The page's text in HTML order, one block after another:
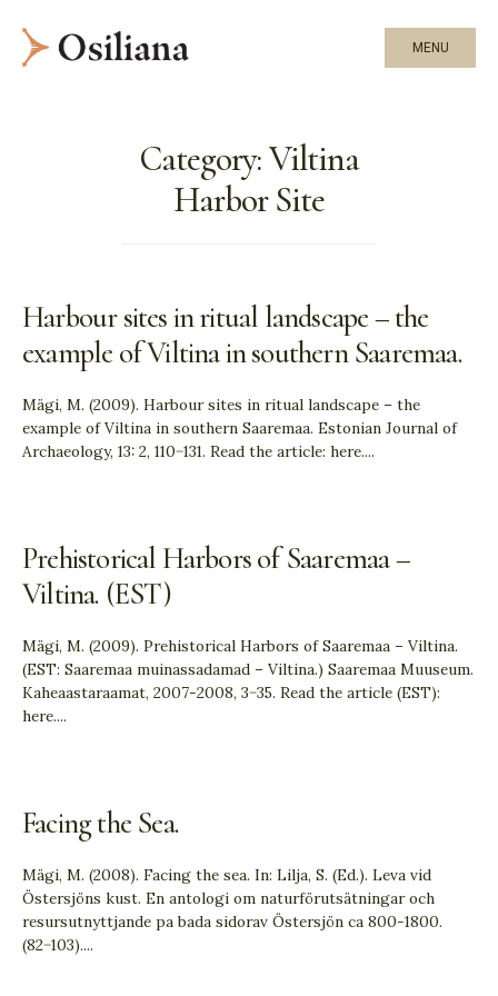
MENU
Category:Viltina
Harbor Site
Harbour sites in ritual landscape – the
example of Viltina in southern Saaremaa.
Mägi, M. (2009). Harbour sites in ritual landscape – the
example of Viltina in southern Saaremaa. Estonian Journal of
Archaeology, 13: 2, 110−131. Read the article: here....
Prehistorical Harbors of Saaremaa –
Viltina. (EST)
Mägi, M. (2009). Prehistorical Harbors of Saaremaa – Viltina.
(EST: Saaremaa muinassadamad – Viltina.) Saaremaa Muuseum.
Kaheaastaraamat, 2007-2008, 3−35. Read the article (EST):
here....
Facing the Sea.
Mägi, M. (2008). Facing the sea. In: Lilja, S. (Ed.). Leva vid
Östersjöns kust. En antologi om naturförutsätningar och
resursutnyttjande pa bada sidorav Östersjön ca 800-1800.
(82−103)....